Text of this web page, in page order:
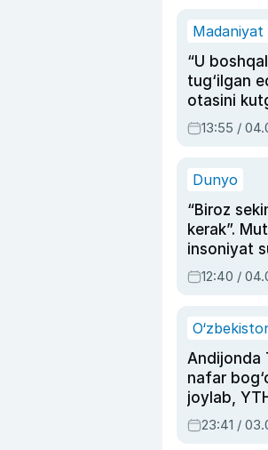
Madaniyat
“U
tug‘ilgan
otasini
dublyaj
13:55 /
Dunyo
“Biroz
kerak”.
insoniyat
intellektni
olmay
12:40 /
Andijonda
nafar
joylab,
ayolga sud
23:41 /